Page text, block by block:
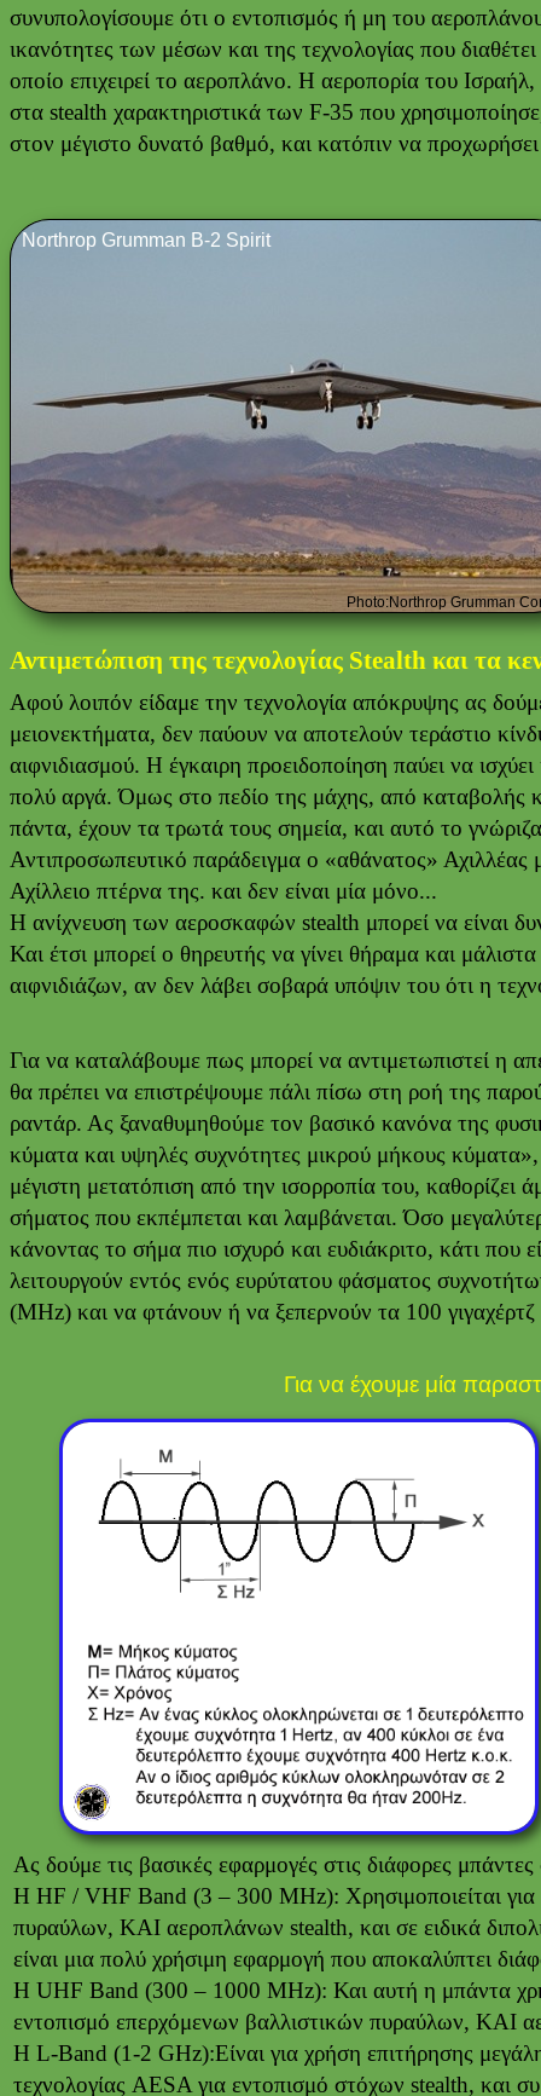
συνυπολογίσουμε ότι ο εντοπισμός ή μη του
ικανότητες των μέσων και της τεχνολογίας που
οποίο επιχειρεί το αεροπλάνο. Η αεροπορία του
στα stealth χαρακτηριστικά των F-35 που
στον μέγιστο δυνατό βαθμό, και κατόπιν να
Αφού λοιπόν είδαμε την τεχνολογία απόκρυψης ας
μειονεκτήματα, δεν παύουν να αποτελούν τεράστιο
αιφνιδιασμού. Η έγκαιρη προειδοποίηση παύει να
πολύ αργά. Όμως στο πεδίο της μάχης, από καταβολής
πάντα, έχουν τα τρωτά τους σημεία, και αυτό το
Αντιπροσωπευτικό παράδειγμα ο «αθάνατος» Αχιλλέας
Αχίλλειο πτέρνα της. και δεν είναι μία μόνο...
Η ανίχνευση των αεροσκαφών stealth μπορεί να είναι
Και έτσι μπορεί ο θηρευτής να γίνει θήραμα και
αιφνιδιάζων, αν δεν λάβει σοβαρά υπόψιν του ότι η
Για να καταλάβουμε πως μπορεί να αντιμετωπιστεί η
θα πρέπει να επιστρέψουμε πάλι πίσω στη ροή της
ραντάρ. Ας ξαναθυμηθούμε τον βασικό κανόνα της
κύματα και υψηλές συχνότητες μικρού μήκους
μέγιστη μετατόπιση από την ισορροπία του, καθορίζει
σήματος που εκπέμπεται και λαμβάνεται. Όσο
κάνοντας το σήμα πιο ισχυρό και ευδιάκριτο, κάτι που
λειτουργούν εντός ενός ευρύτατου φάσματος
(MHz) και να φτάνουν ή να ξεπερνούν τα 100
Ας δούμε τις βασικές εφαρμογές στις διάφορες
H HF / VHF Band (3 – 300 MHz): Χρησιμοποιείται για
πυραύλων, ΚΑΙ αεροπλάνων stealth, και σε ειδικά
είναι μια πολύ χρήσιμη εφαρμογή που αποκαλύπτει
H UHF Band (300 – 1000 MHz): Και αυτή η μπάντα
εντοπισμό επερχόμενων βαλλιστικών πυραύλων, ΚΑΙ
Η L-Band (1-2 GHz):Είναι για χρήση επιτήρησης
τεχνολογίας AESA για εντοπισμό στόχων stealth, και
Northrop Grumman B-2 Spirit
Photo:Northrop Grumman
Αντιμετώπιση της τεχνολογίας Stealth και τα
Για να έχουμε μία